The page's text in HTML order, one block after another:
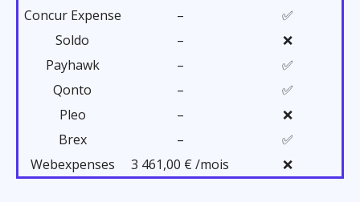
Concur Expense –
✅
Soldo
–
❌
Payhawk
–
✅
Qonto
–
✅
Pleo
–
❌
Brex
–
✅
Webexpenses
3 461,00 € /mois ❌